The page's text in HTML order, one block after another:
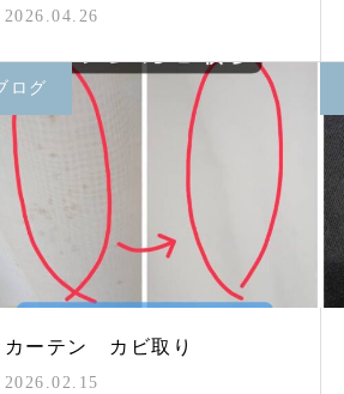
2026.04.26
ログ
カーテン カビ取り
2026.02.15